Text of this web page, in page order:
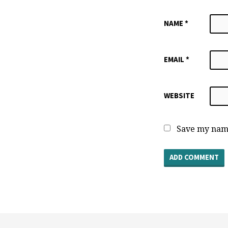
NAME *
EMAIL *
WEBSITE
Save my